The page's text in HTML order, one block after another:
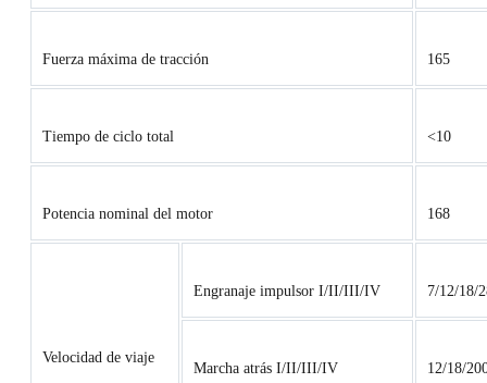
Fuerza máxima de tracción 165
Tiempo de ciclo total <10
Potencia nominal del motor 168
Velocidad de viaje
Engranaje impulsor I/II/III/IV 7/12/18/
Marcha atrás I/II/III/IV 12/18/